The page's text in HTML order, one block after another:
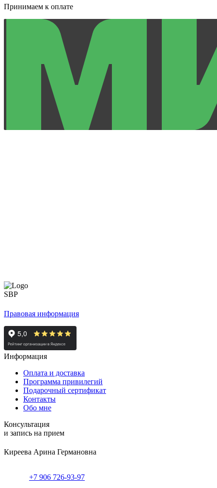
Принимаем к оплате
Правовая информация
Информация
Оплата и доставка
Программа привилегий
Подарочный сертификат
Контакты
Обо мне
Консультация
и запись на прием
Киреева Арина Германовна
+7 906 726-93-97